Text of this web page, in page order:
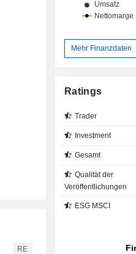
RE
Mehr Finanzdaten
Ratings
Trader
Investment
Gesamt
Qualität der
Veröffentlichungen
ESG MSCI